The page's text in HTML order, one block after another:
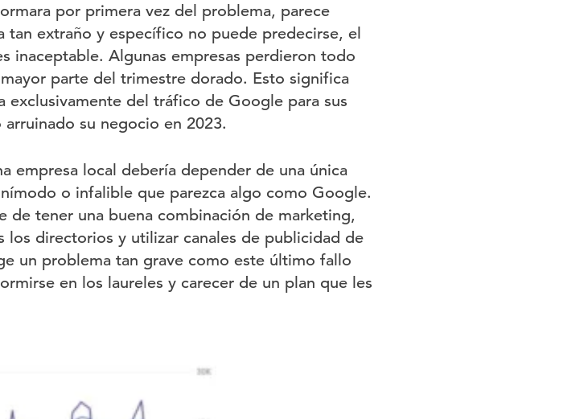
por primera vez del problema, parece
tan extraño y específico no puede predecirse, el
inaceptable. Algunas empresas perdieron todo
parte del trimestre dorado. Esto significa
exclusivamente del tráfico de Google para sus
su negocio en 2023.
empresa local debería depender de una única
o infalible que parezca algo como Google.
de tener una buena combinación de marketing,
los directorios y utilizar canales de publicidad de
un problema tan grave como este último fallo
en los laureles y carecer de un plan que les